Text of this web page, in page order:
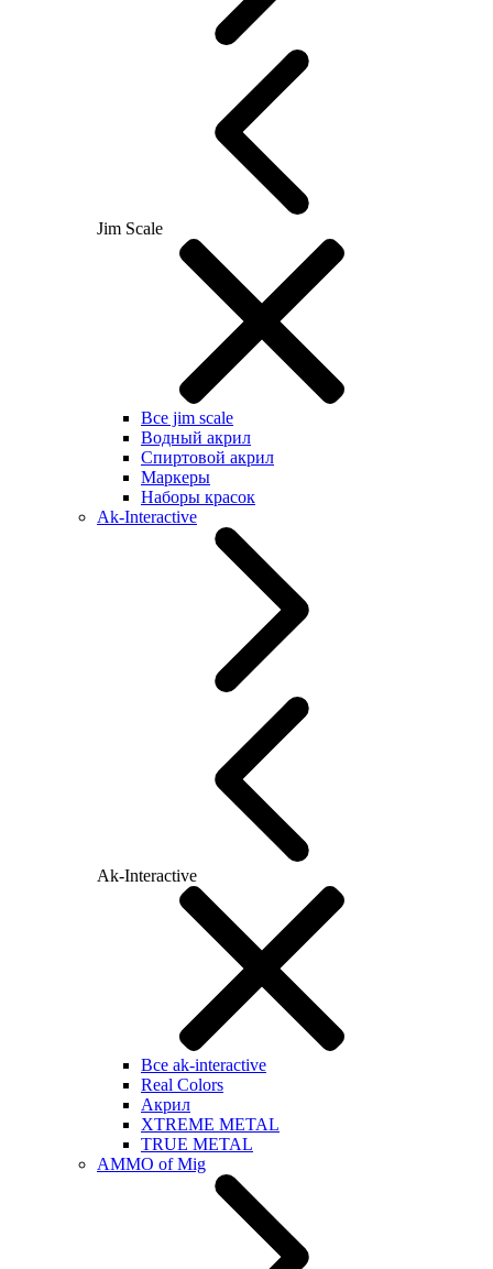
Jim Scale
Все jim scale
Водный акрил
Спиртовой акрил
Маркеры
Наборы красок
Ak-Interactive
Ak-Interactive
Все ak-interactive
Real Colors
Акрил
XTREME METAL
TRUE METAL
AMMO of Mig